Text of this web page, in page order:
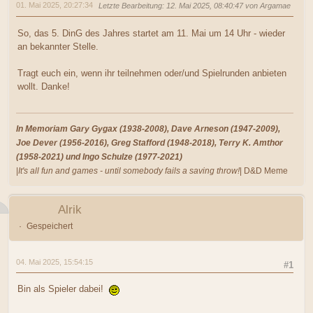
01. Mai 2025, 20:27:34 Letzte Bearbeitung: 12. Mai 2025, 08:40:47 von Argamae
So, das 5. DinG des Jahres startet am 11. Mai um 14 Uhr - wieder
an bekannter Stelle.
Tragt euch ein, wenn ihr teilnehmen oder/und Spielrunden anbieten
wollt. Danke!
In Memoriam Gary Gygax (1938-2008), Dave Arneson (1947-2009),
Joe Dever (1956-2016), Greg Stafford (1948-2018), Terry K. Amthor
(1958-2021) und Ingo Schulze (1977-2021)
|It's all fun and games - until somebody fails a saving throw!| D&D Meme
Alrik
Gespeichert
#1
04. Mai 2025, 15:54:15
Bin als Spieler dabei!